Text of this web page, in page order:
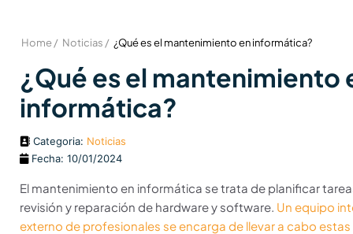
Home / Noticias / ¿Qué es el mantenimiento en informática?
¿Qué es el mantenimiento
informática?
Categoria: Noticias
Fecha: 10/01/2024
El mantenimiento en informática se trata de planificar
revisión y reparación de hardware y software. Un equipo
externo de profesionales se encarga de llevar a cabo estas